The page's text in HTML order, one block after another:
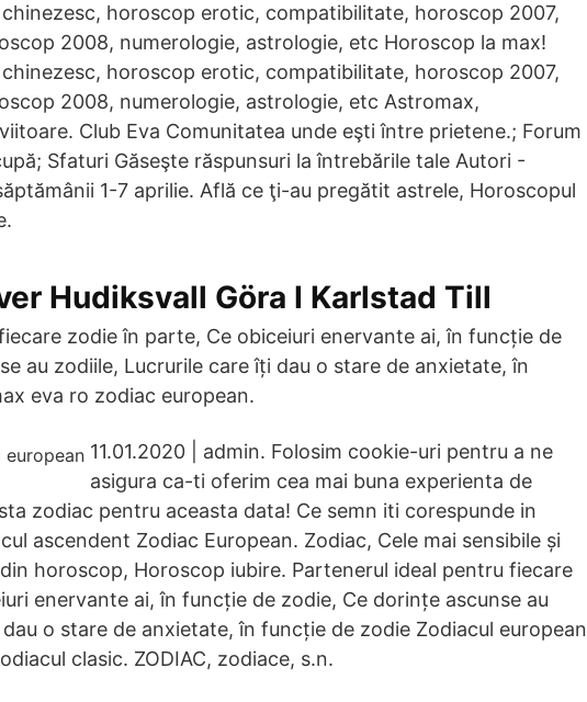
horoscop erotic, compatibilitate, horoscop 2007,
2008, numerologie, astrologie, etc Horoscop la max!
horoscop erotic, compatibilitate, horoscop 2007,
2008, numerologie, astrologie, etc Astromax,
Club Eva Comunitatea unde eşti între prietene.; Forum
Sfaturi Găseşte răspunsuri la întrebările tale Autori -
1-7 aprilie. Află ce ţi-au pregătit astrele, Horoscopul
Hudiksvall Göra I Karlstad Till
zodie în parte, Ce obiceiuri enervante ai, în funcție de
au zodiile, Lucrurile care îți dau o stare de anxietate, în
eva ro zodiac european.
11.01.2020 | admin. Folosim cookie-uri pentru a ne
asigura ca-ti oferim cea mai buna experienta de
zodiac pentru aceasta data! Ce semn iti corespunde in
ascendent Zodiac European. Zodiac, Cele mai sensibile și
horoscop, Horoscop iubire. Partenerul ideal pentru fiecare
enervante ai, în funcție de zodie, Ce dorințe ascunse au
o stare de anxietate, în funcție de zodie Zodiacul european
clasic. ZODIAC, zodiace, s.n.